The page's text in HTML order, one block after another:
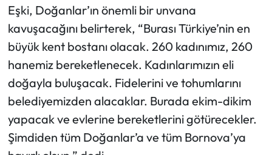
Eşki, Doğanlar’ın önemli bir unvana
kavuşacağını belirterek, “Burası Türkiye’nin en
büyük kent bostanı olacak. 260 kadınımız, 260
hanemiz bereketlenecek. Kadınlarımızın eli
doğayla buluşacak. Fidelerini ve tohumlarını
belediyemizden alacaklar. Burada ekim-dikim
yapacak ve evlerine bereketlerini götürecekler.
Şimdiden tüm Doğanlar’a ve tüm Bornova’ya